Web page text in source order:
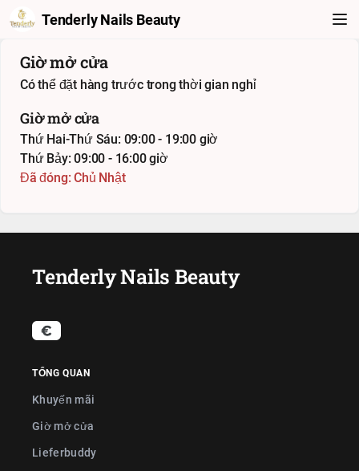
Tenderly Nails Beauty
Giờ mở cửa
Có thể đặt hàng trước trong thời gian nghỉ
Giờ mở cửa
Thứ Hai-Thứ Sáu: 09:00 - 19:00 giờ
Thứ Bảy: 09:00 - 16:00 giờ
Đã đóng: Chủ Nhật
Tenderly Nails Beauty
TỔNG QUAN
Khuyến mãi
Giờ mở cửa
Lieferbuddy